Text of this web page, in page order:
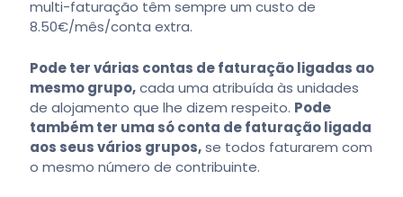
multi-faturação têm sempre um custo de
8.50€/mês/conta extra.
Pode ter várias contas de faturação ligadas ao
mesmo grupo,cada uma atribuída às unidades
de alojamento que lhe dizem respeito. Pode
também ter uma só conta de faturação ligada
aos seus vários grupos,se todos faturarem com
o mesmo número de contribuinte.